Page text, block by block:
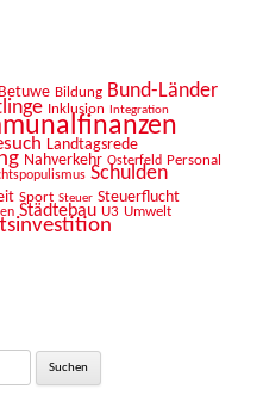
Betuwe Bildung Bund-Länder
Inklusion Integration
Landtagsrede
Nahverkehr Osterfeld Personal
Schulden
Sport Steuer Steuerflucht
Städtebau U3 Umwelt